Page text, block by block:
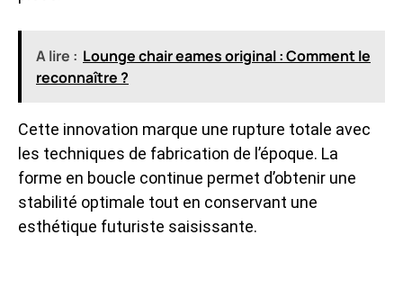
A lire : Lounge chair eames original : Comment le
reconnaître ?
Cette innovation marque une rupture totale avec
les techniques de fabrication de l’époque. La
forme en boucle continue permet d’obtenir une
stabilité optimale tout en conservant une
esthétique futuriste saisissante.